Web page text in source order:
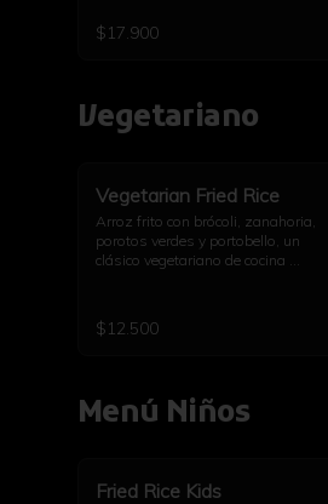
$17.900
Vegetariano
Vegetarian Fried Rice
Arroz frito con brócoli, zanahoria,
porotos verdes y portobello, un
clásico vegetariano de cocina
$12.500
Menú Niños
Fried Rice Kids